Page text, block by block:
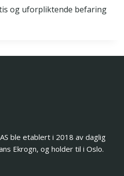
og uforpliktende befaring
ble etablert i 2018 av daglig
Ekrogn, og holder til i Oslo.